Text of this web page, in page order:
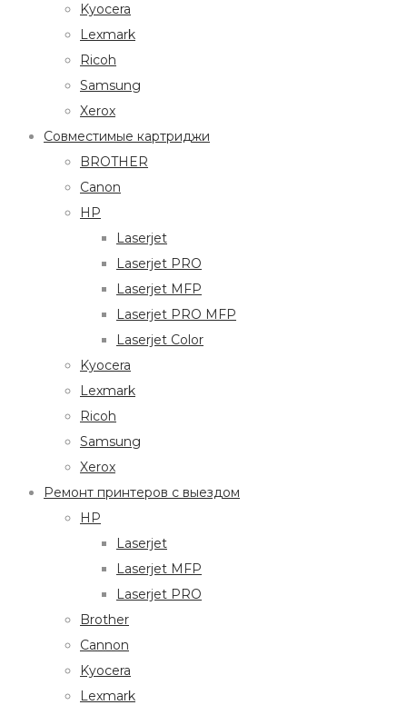
Kyocera
Lexmark
Ricoh
Samsung
Xerox
Совместимые картриджи
BROTHER
Canon
HP
Laserjet
Laserjet PRO
Laserjet MFP
Laserjet PRO MFP
Laserjet Color
Kyocera
Lexmark
Ricoh
Samsung
Xerox
Ремонт принтеров с выездом
HP
Laserjet
Laserjet MFP
Laserjet PRO
Brother
Cannon
Kyocera
Lexmark